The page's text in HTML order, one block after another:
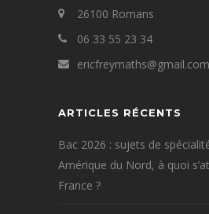
26100 Romans
06 33 55 23 34
ericfreymaths@gmail.com
ARTICLES RÉCENTS
Bac 2026 : sujets de
Amérique du Nord, à quoi
France ?